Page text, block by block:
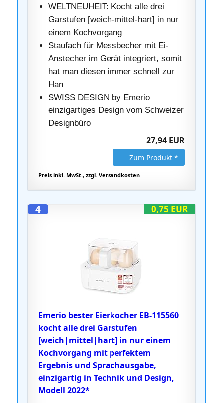
WELTNEUHEIT: Kocht alle drei
Garstufen [weich-mittel-hart] in nur
einem Kochvorgang
Staufach für Messbecher mit Ei-
Anstecher im Gerät integriert, somit
hat man diesen immer schnell zur
Han
SWISS DESIGN by Emerio
einzigartiges Design vom Schweizer
Designbüro
27,94 EUR
Zum Produkt *
Preis inkl. MwSt., zzgl. Versandkosten
0,75 EUR
4
Emerio bester Eierkocher EB-115560
kocht alle drei Garstufen
[weich|mittel|hart] in nur einem
Kochvorgang mit perfektem
Ergebnis und Sprachausgabe,
einzigartig in Technik und Design,
Modell 2022*